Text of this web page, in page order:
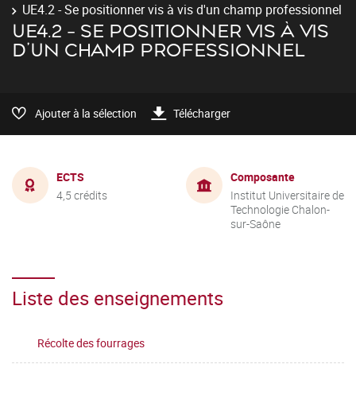
UE4.2 - Se positionner vis à vis d'un champ professionnel
UE4.2 - SE POSITIONNER VIS À VIS
D'UN CHAMP PROFESSIONNEL
Ajouter à la sélection Télécharger
ECTS
4,5 crédits
Composante
Institut Universitaire de
Technologie Chalon-
sur-Saône
Liste des enseignements
Récolte des fourrages